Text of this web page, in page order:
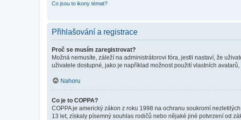
Co jsou to ikony témat?
Přihlašování a registrace
Proč se musím zaregistrovat?
Možná nemusíte, záleží na administrátorovi fóra, jestli nastaví, že
uživatele dostupné, jako je například možnost použití vlastních
Nahoru
Co je to COPPA?
COPPA je americký zákon z roku 1998 na ochranu soukromí
13 let, získaly písemný souhlas rodičů nebo nějaké jiné potvrzení od